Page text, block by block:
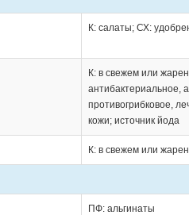
К: салаты; СХ:
К: в свежем или
антибактериальное,
противогрибковое,
кожи; источник йода
К: в свежем или
ПФ: альгинаты